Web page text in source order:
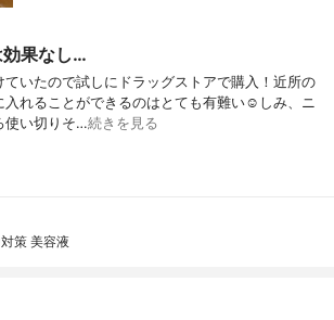
効果なし…
ていたので試しにドラッグストアで購入！近所の
入れることができるのはとても有難い☺️しみ、ニ
使い切りそ…続きを見る
策 美容液